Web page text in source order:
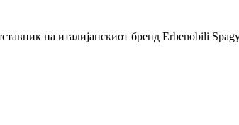
на италијанскиот бренд Erbenobili